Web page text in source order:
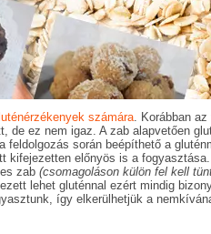
számára. Korábban
de ez nem igaz. A zab alapvetően
feldolgozás során beépíthető a
kifejezetten előnyös is a
zab (csomagoláson külön fel kell
lehet gluténnal ezért mindig
így elkerülhetjük a